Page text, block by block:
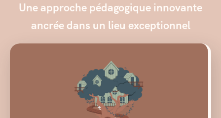
Une approche pédagogique innovante
ancrée dans un lieu exceptionnel